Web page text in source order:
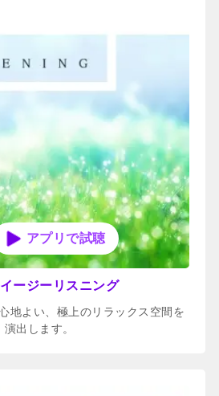
アプリで試聴
ージーリスニング
地よい、極上のリラックス空間を
演出します。